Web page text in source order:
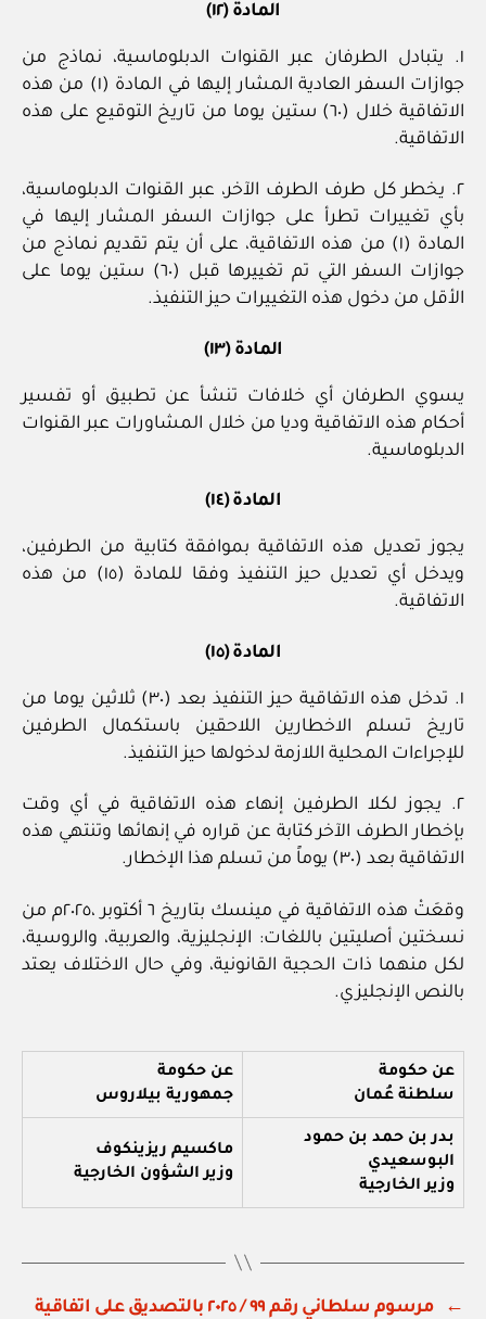
المادة (١٢)
١. يتبادل الطرفان عبر القنوات الدبلوماسية، نماذج من
جوازات السفر العادية المشار إليها في المادة (١) من هذه
الاتفاقية خلال (٦٠) ستين يوما من تاريخ التوقيع على هذه
الاتفاقية.
٢. يخطر كل طرف الطرف الآخر، عبر القنوات الدبلوماسية،
بأي تغييرات تطرأ على جوازات السفر المشار إليها في
المادة (١) من هذه الاتفاقية، على أن يتم تقديم نماذج من
جوازات السفر التي تم تغييرها قبل (٦٠) ستين يوما على
الأقل من دخول هذه التغييرات حيز التنفيذ.
المادة (١٣)
يسوي الطرفان أي خلافات تنشأ عن تطبيق أو تفسير
أحكام هذه الاتفاقية وديا من خلال المشاورات عبر القنوات
الدبلوماسية.
المادة (١٤)
يجوز تعديل هذه الاتفاقية بموافقة كتابية من الطرفين،
ويدخل أي تعديل حيز التنفيذ وفقا للمادة (١٥) من هذه
الاتفاقية.
المادة (١٥)
١. تدخل هذه الاتفاقية حيز التنفيذ بعد (٣٠) ثلاثين يوما من
تاريخ تسلم الاخطارين اللاحقين باستكمال الطرفين
للإجراءات المحلية اللازمة لدخولها حيز التنفيذ.
٢. يجوز لكلا الطرفين إنهاء هذه الاتفاقية في أي وقت
بإخطار الطرف الآخر كتابة عن قراره في إنهائها وتنتهي هذه
الاتفاقية بعد (٣٠) يوماً من تسلم هذا الإخطار.
وقعَتْ هذه الاتفاقية في مينسك بتاريخ ٦ أكتوبر ،٢٠٢٥م من
نسختين أصليتين باللغات: الإنجليزية، والعربية، والروسية،
لكل منهما ذات الحجية القانونية، وفي حال الاختلاف يعتد
بالنص الإنجليزي.
عن حكومة
سلطنة عُمان
عن حكومة
جمهورية بيلاروس
بدر بن حمد بن حمود
البوسعيدي
وزير الخارجية
ماكسيم ريزينكوف
وزير الشؤون الخارجية
←
مرسوم سلطاني رقم ٩٩ / ٢٠٢٥ بالتصديق على اتفاقية